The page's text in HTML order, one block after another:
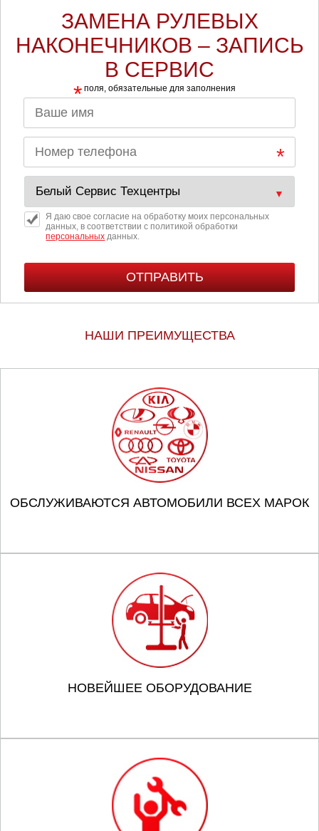
ЗАМЕНА РУЛЕВЫХ
НАКОНЕЧНИКОВ – ЗАПИСЬ
В СЕРВИС
* поля, обязательные для заполнения
Я даю свое согласие на обработку моих персональных
данных, в соответствии с политикой обработки
персональных данных.
НАШИ ПРЕИМУЩЕСТВА
ОБСЛУЖИВАЮТСЯ АВТОМОБИЛИ ВСЕХ МАРОК
НОВЕЙШЕЕ ОБОРУДОВАНИЕ